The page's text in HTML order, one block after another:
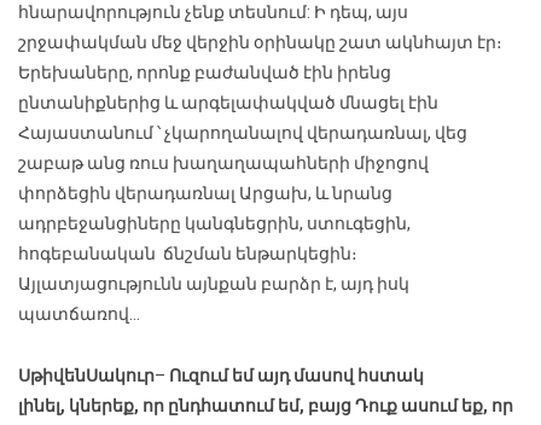
հնարավորություն չենք տեսնում: Ի դեպ, այս
շրջափակման մեջ վերջին օրինակը շատ ակնհայտ էր։
Երեխաները, որոնք բաժանված էին իրենց
ընտանիքներից և արգելափակված մնացել էին
Հայաստանում ՝ չկարողանալով վերադառնալ, վեց
շաբաթ անց ռուս խաղաղապահների միջոցով
փորձեցին վերադառնալ Արցախ, և նրանց
ադրբեջանցիները կանգնեցրին, ստուգեցին,
հոգեբանական ճնշման ենթարկեցին։
Այլատյացությունն այնքան բարձր է, այդ իսկ
պատճառով…
ՍթիվենՍակուր– Ուզում եմ այդ մասով հստակ
լինել, կներեք, որ ընդհատում եմ, բայց Դուք ասում եք, որ